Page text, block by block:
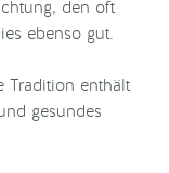
den oft
ebenso gut.
Tradition enthält
gesundes